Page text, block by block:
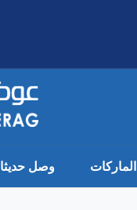
الماركات وصل حديثا